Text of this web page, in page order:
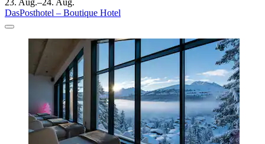
DasPosthotel – Boutique Hotel